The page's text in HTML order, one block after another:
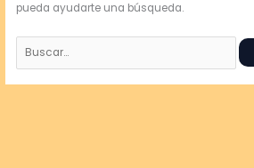
pueda ayudarte una búsqueda.